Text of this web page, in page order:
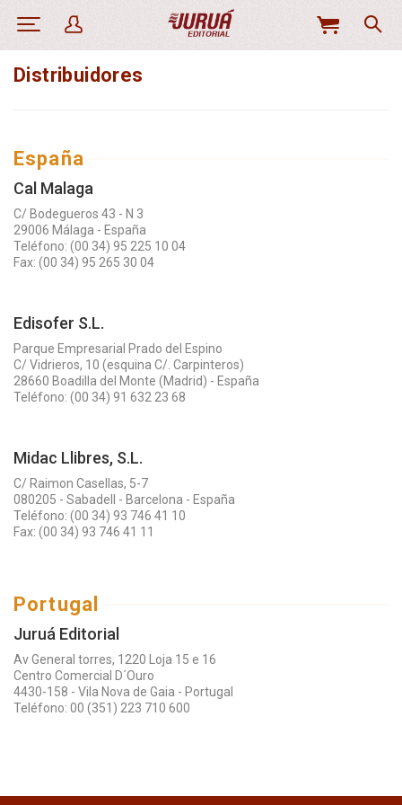
MI
Distribuidores
España
Cal Malaga
C/ Bodegueros 43 - N 3
29006 Málaga - España
Teléfono: (00 34) 95 225 10 04
Fax: (00 34) 95 265 30 04
Edisofer S.L.
Parque Empresarial Prado del Espino
C/ Vidrieros, 10 (esquina C/. Carpinteros)
28660 Boadilla del Monte (Madrid) - España
Teléfono: (00 34) 91 632 23 68
Midac Llibres, S.L.
C/ Raimon Casellas, 5-7
080205 - Sabadell - Barcelona - España
Teléfono: (00 34) 93 746 41 10
Fax: (00 34) 93 746 41 11
Portugal
Juruá Editorial
Av General torres, 1220 Loja 15 e 16
Centro Comercial D´Ouro
4430-158 - Vila Nova de Gaia - Portugal
Teléfono: 00 (351) 223 710 600